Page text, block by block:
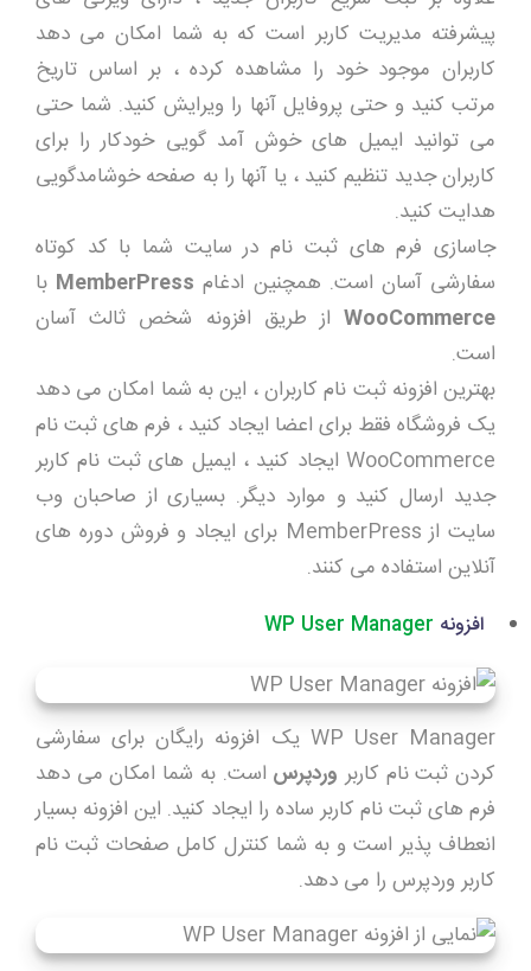
پیشرفته مدیریت کاربر است که به شما امکان می دهد
کاربران موجود خود را مشاهده کرده ، بر اساس تاریخ
مرتب کنید و حتی پروفایل آنها را ویرایش کنید. شما حتی
می توانید ایمیل های خوش آمد گویی خودکار را برای
کاربران جدید تنظیم کنید ، یا آنها را به صفحه خوشامدگویی
هدایت کنید.
جاسازی فرم های ثبت نام در سایت شما با کد کوتاه
سفارشی آسان است. همچنین ادغام MemberPress با
WooCommerce از طریق افزونه شخص ثالث آسان
است.
بهترین افزونه ثبت نام کاربران ، این به شما امکان می دهد
یک فروشگاه فقط برای اعضا ایجاد کنید ، فرم های ثبت نام
WooCommerce ایجاد کنید ، ایمیل های ثبت نام کاربر
جدید ارسال کنید و موارد دیگر. بسیاری از صاحبان وب
سایت از MemberPress برای ایجاد و فروش دوره های
آنلاین استفاده می کنند.
افزونه WP User Manager
WP User Manager یک افزونه رایگان برای سفارشی
کردن ثبت نام کاربر وردپرس است. به شما امکان می دهد
فرم های ثبت نام کاربر ساده را ایجاد کنید. این افزونه بسیار
انعطاف پذیر است و به شما کنترل کامل صفحات ثبت نام
کاربر وردپرس را می دهد.